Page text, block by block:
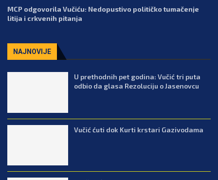
MCP odgovorila Vučiću: Nedopustivo političko tumačenje
litija i crkvenih pitanja
NAJNOVIJE
U prethodnih pet godina: Vučić tri puta
odbio da glasa Rezoluciju o Jasenovcu
Vučić ćuti dok Kurti krstari Gazivodama